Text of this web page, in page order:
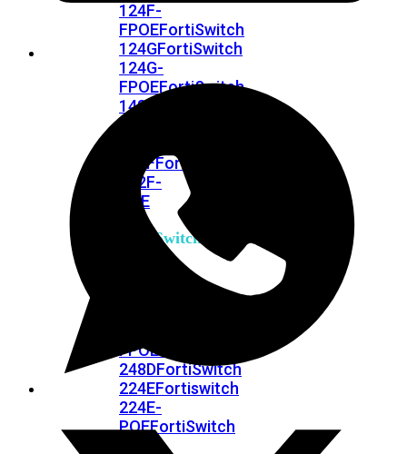
124F-
FPOEFortiSwitch
124GFortiSwitch
124G-
FPOEFortiSwitch
148F
108FFortiSwitchRugged
112F-
POE
FortiSwitch
FPOE
248DFortiSwitch
224EFortiswitch
224E-
POEFortiSwitch